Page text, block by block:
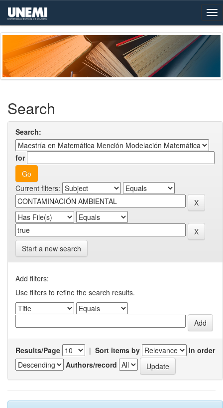
Skip
navigation
Search
Search:
for
Current filters:
Start a new search
Add filters:
Use filters to refine the search results.
Results/Page | Sort items by
In order
Authors/record